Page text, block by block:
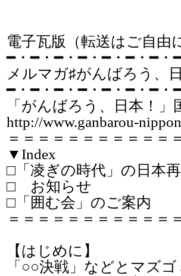
電子瓦版（転送はご自由
━・━・━・━・━・━・━
メルマガ♯がんば
━・━・━・━・━・━・━・
「がんばろう、日本！」
http://www.ganbarou-
＝＝＝＝＝＝＝＝＝＝＝
▼Index
□「凌ぎの時代」の日
□ お知らせ
□「囲む会」のご案内
＝＝＝＝＝＝＝＝＝＝＝
【はじめに】
「○○決戦」などとマズ